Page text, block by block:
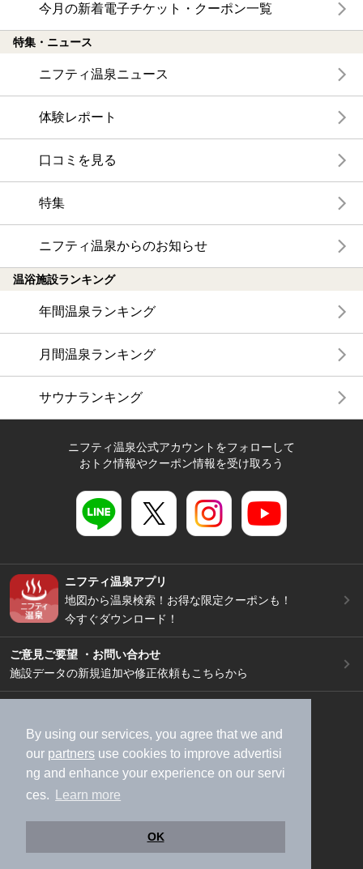
By using our services, you agree that we and
our partners use cookies to improve advertisi
ng and enhance your experience on our servi
ces.
Learn more
OK
今月の新着電子チケット・クーポン一覧
特集・ニュース
ニフティ温泉ニュース
体験レポート
口コミを見る
特集
ニフティ温泉からのお知らせ
温浴施設ランキング
年間温泉ランキング
月間温泉ランキング
サウナランキング
ニフティ温泉公式アカウントをフォローして
おトク情報やクーポン情報を受け取ろう
ニフティ温泉アプリ
地図から温泉検索！お得な限定クーポンも！
今すぐダウンロード！
ご意見ご要望 ・お問い合わせ
施設データの新規追加や修正依頼もこちらから
加盟店募集（資料請求）
広告出稿のご案内
利用規約
ライフスタイルMEMBERS+規約
特定商取引法に基づく表記
ヘルプ
採用情報
運営会社